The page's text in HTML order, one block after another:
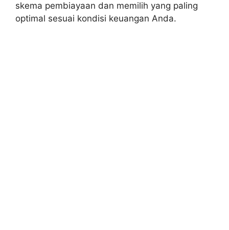
skema pembiayaan dan memilih yang paling
optimal sesuai kondisi keuangan Anda.